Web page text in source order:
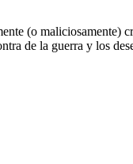
(o maliciosamente)
de la guerra y los